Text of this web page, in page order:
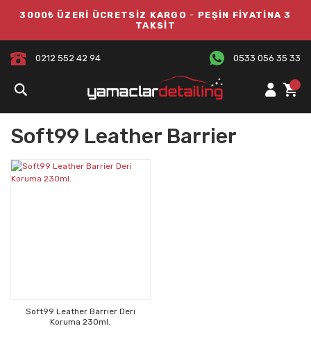
3000₺ ÜZERİ ÜCRETSİZ KARGO - PEŞİN FİYATİNA 3
TAKSİT
0212 552 42 94 0533 056 35 33
Soft99 Leather Barrier
Soft99 Leather Barrier Deri
Koruma 230ml.